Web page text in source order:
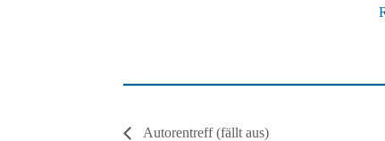
Autorentreff (fällt aus)